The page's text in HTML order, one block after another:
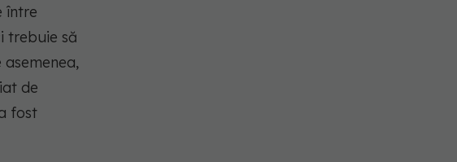
între
trebuie să
de
fost